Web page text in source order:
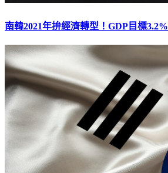
南韓2021年拚經濟轉型！GDP目標3.2%